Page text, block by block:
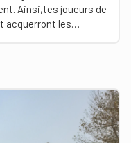
Ainsi,tes joueurs de
acquerront les